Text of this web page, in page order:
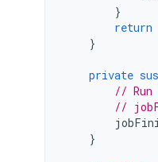
}
return
}
private
// Run
//
}